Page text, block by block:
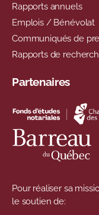
Rapports annuels
Emplois / Bénévolat
Communiqués de
Rapports de
Partenaires
Pour réaliser sa
le soutien de: